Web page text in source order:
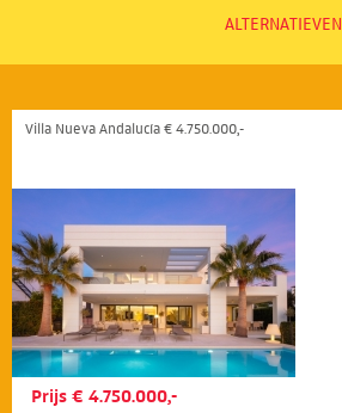
ALTERNATIEVEN
Villa Nueva Andalucía € 4.750.000,-
Prijs € 4.750.000,-